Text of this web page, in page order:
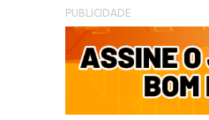
PUBLICIDADE